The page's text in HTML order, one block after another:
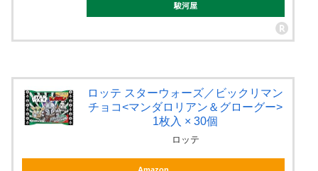
駿河屋
ロッテ スターウォーズ／ビックリマン
チョコ<マンダロリアン＆グローグー>
1枚入 × 30個
ロッテ